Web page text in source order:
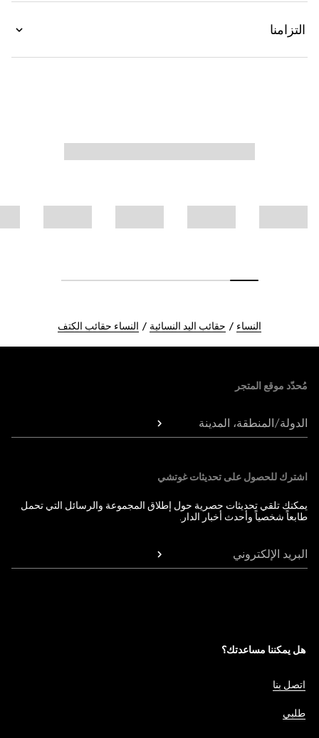
التزامنا
النساء حقائب اليد النسائية النساء حقائب الكتف
مُحدّد موقع المتجر
الدولة/المنطقة، المدينة
اشترك للحصول على تحديثات غوتشي
يمكنك تلقي تحديثات حصرية حول إطلاق المجموعة والرسائل التي تحمل
طابعاً شخصياً وأحدث أخبار الدار.
البريد الإلكتروني
هل يمكننا مساعدتك؟
اتصل بنا
طلبي